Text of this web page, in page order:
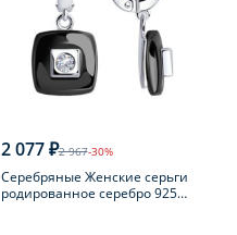
2 077 ₽2 967-30%
Серебряные Женские серьги
родированное серебро 925